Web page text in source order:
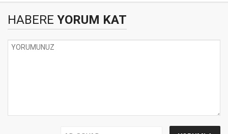
HABERE YORUM KAT